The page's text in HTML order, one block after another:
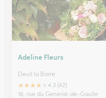
Adeline Fleurs
Deuil la Barre
★★★★
4.3 (42)
16, rue du General-de-Gaulle